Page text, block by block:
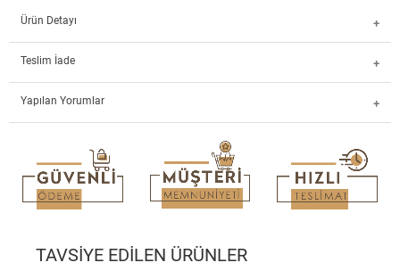
Ürün Detayı
Teslim İade
Yapılan Yorumlar
TAVSİYE EDİLEN ÜRÜNLER